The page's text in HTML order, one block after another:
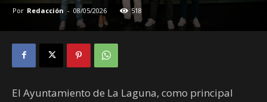
Por Redacción - 08/05/2026 518
El Ayuntamiento de La Laguna, como principal